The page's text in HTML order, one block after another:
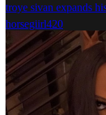
troye sivan expands
horsegiirl420